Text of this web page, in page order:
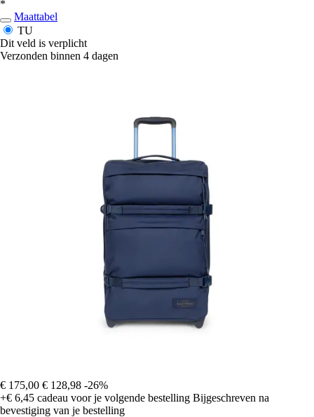
*
Maattabel
TU
Dit veld is verplicht
Verzonden binnen 4 dagen
€ 175,00 € 128,98 -26%
+€ 6,45 cadeau voor je volgende bestelling Bijgeschreven na
bevestiging van je bestelling